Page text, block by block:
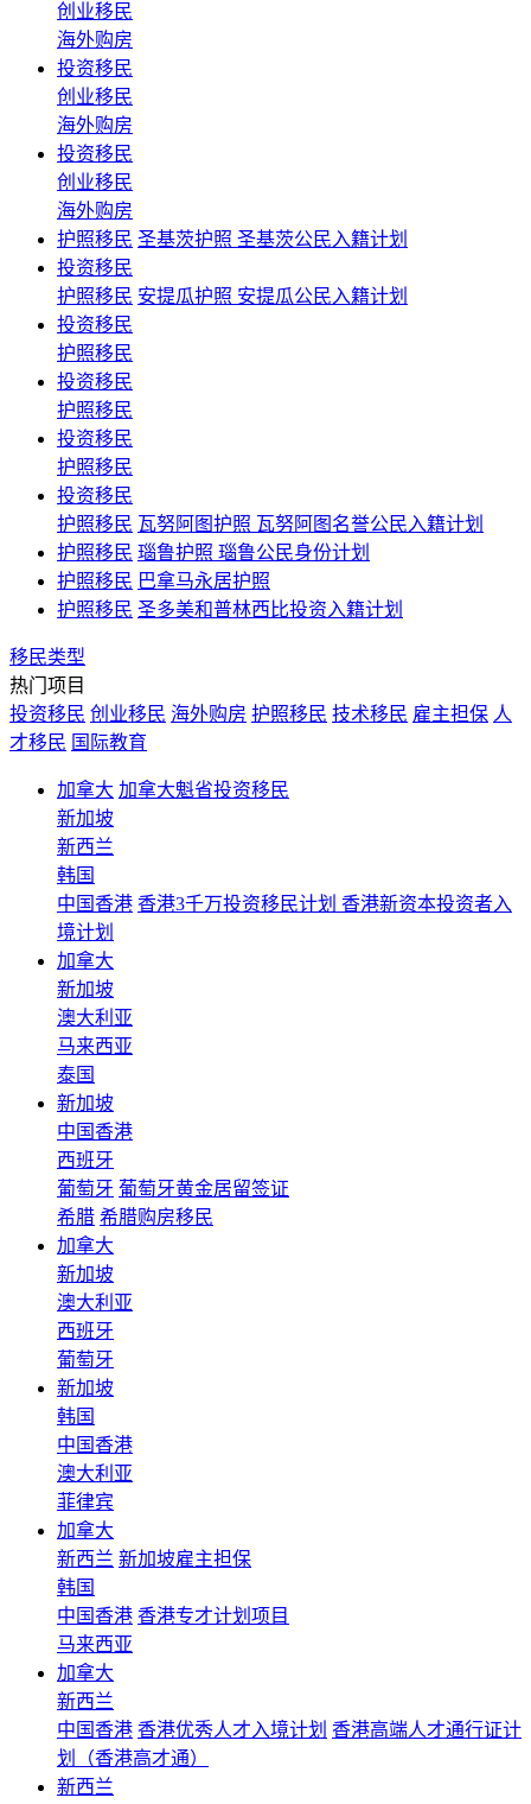
创业移民
海外购房
投资移民
创业移民
海外购房
投资移民
创业移民
海外购房
护照移民 圣基茨护照 圣基茨公民入籍计划
投资移民
护照移民 安提瓜护照 安提瓜公民入籍计划
投资移民
护照移民
投资移民
护照移民
投资移民
护照移民
投资移民
护照移民 瓦努阿图护照 瓦努阿图名誉公民入籍计划
护照移民 瑙鲁护照 瑙鲁公民身份计划
护照移民 巴拿马永居护照
护照移民 圣多美和普林西比投资入籍计划
移民类型
热门项目
投资移民 创业移民 海外购房 护照移民 技术移民 雇主担保 人
才移民 国际教育
加拿大 加拿大魁省投资移民
新加坡
新西兰
韩国
中国香港 香港3千万投资移民计划 香港新资本投资者入
境计划
加拿大
新加坡
澳大利亚
马来西亚
泰国
新加坡
中国香港
西班牙
葡萄牙 葡萄牙黄金居留签证
希腊 希腊购房移民
加拿大
新加坡
澳大利亚
西班牙
葡萄牙
新加坡
韩国
中国香港
澳大利亚
菲律宾
加拿大
新西兰 新加坡雇主担保
韩国
中国香港 香港专才计划项目
马来西亚
加拿大
新西兰
中国香港 香港优秀人才入境计划 香港高端人才通行证计
划（香港高才通）
新西兰